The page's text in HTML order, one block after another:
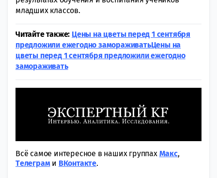
младших классов.
Читайте также: Цены на цветы перед 1 сентября
предложили ежегодно замораживатьЦены на
цветы перед 1 сентября предложили ежегодно
замораживать
Всё самое интересное в наших группах Макс,
Tелеграми ВКонтакте.